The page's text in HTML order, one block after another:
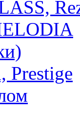
Prestige